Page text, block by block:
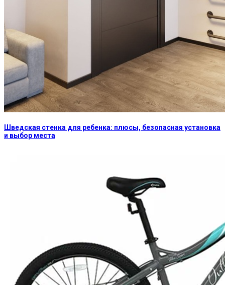
Шведская стенка для ребенка: плюсы, безопасная установка
и выбор места